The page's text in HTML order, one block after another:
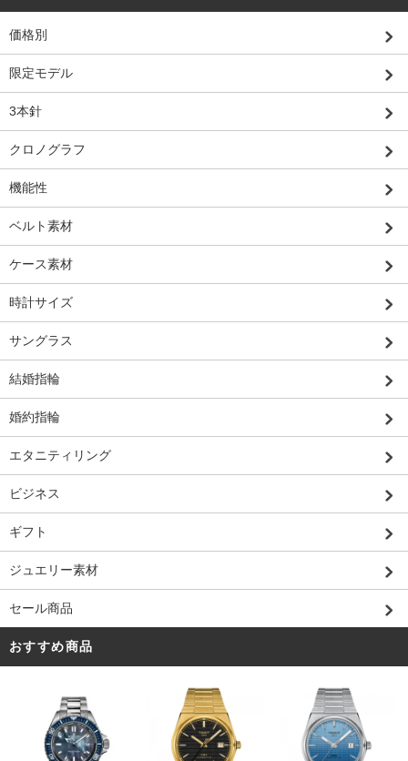
価格別
限定モデル
3本針
クロノグラフ
機能性
ベルト素材
ケース素材
時計サイズ
サングラス
結婚指輪
婚約指輪
エタニティリング
ビジネス
ギフト
ジュエリー素材
セール商品
おすすめ商品